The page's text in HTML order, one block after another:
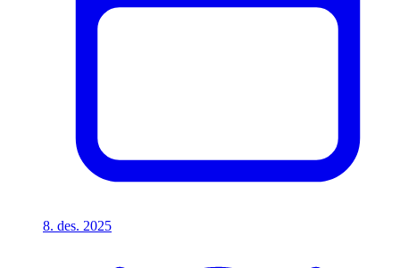
8. des. 2025